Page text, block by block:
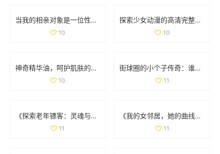
当我的相亲对象是一位性格强硬的学生时，我该如何应对
10
探索少女动漫的高清完整版免费观看新选择
10
神奇精华油，呵护肌肤的润泽秘密与使用心得宝典
10
街球圈的小个子传奇：谁才是你心中的篮球顶峰人物
11
《探索老年镖客：灵魂与冒险交织的故事大揭秘》
11
《我的女邻居，她的曲线与故事交织的生活》
11